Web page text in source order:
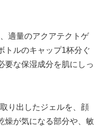
適量のアクアテクトゲ
トルのキャップ1杯分ぐ
要な保湿成分を肌にしっ
り出したジェルを、顔
燥が気になる部分や、敏